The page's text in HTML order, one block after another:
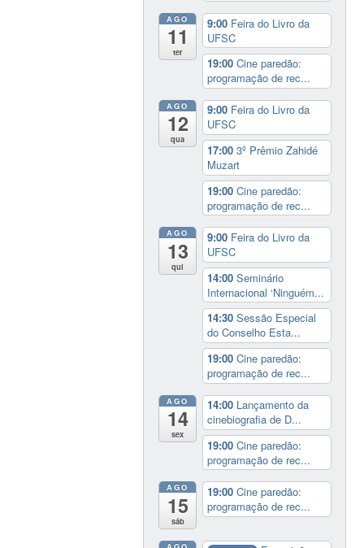
AGO
11
ter
9:00 Feira do Livro da
UFSC
19:00Cine paredão:
programação de rec...
AGO
12
qua
9:00 Feira do Livro da
UFSC
17:003º Prêmio Zahidé
Muzart
19:00Cine paredão:
programação de rec...
AGO
13
qui
9:00 Feira do Livro da
UFSC
14:00Seminário
Internacional ‘Ninguém...
14:30Sessão Especial
do Conselho Esta...
19:00Cine paredão:
programação de rec...
AGO
14
sex
14:00 Lançamento da
cinebiografia de D...
19:00Cine paredão:
programação de rec...
AGO
15
sáb
19:00Cine paredão:
programação de rec...